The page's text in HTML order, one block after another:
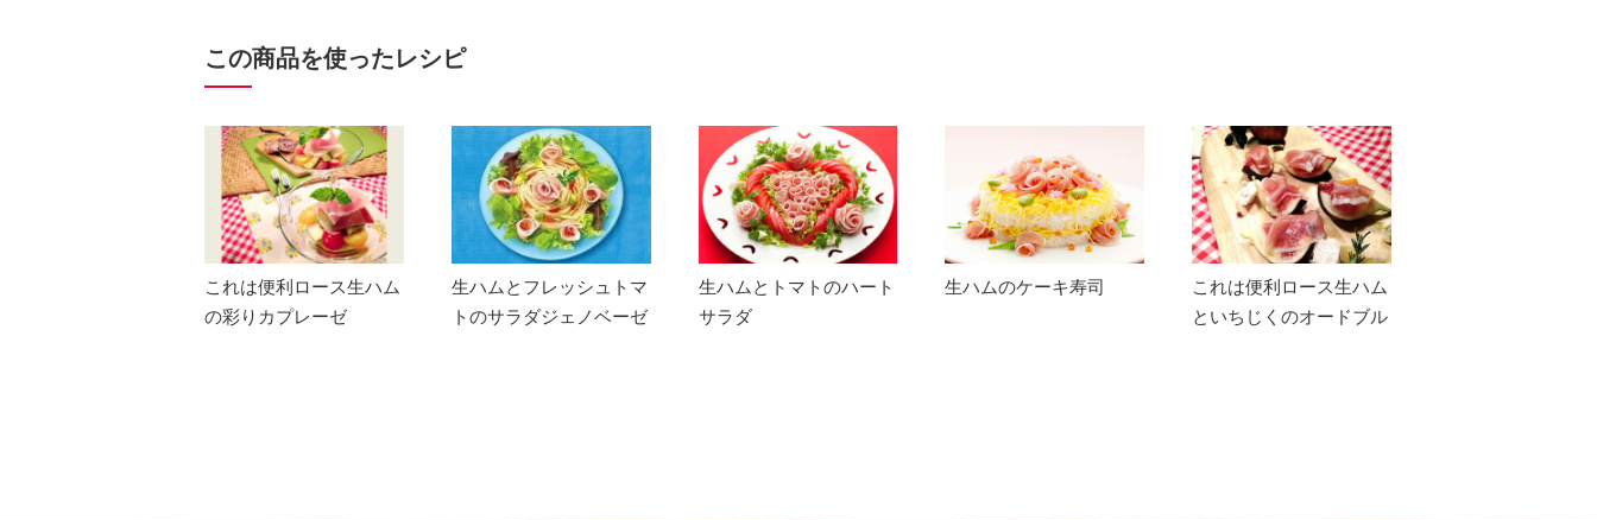
この商品を使ったレシピ
これは便利ロース生ハム
の彩りカプレーゼ
生ハムとフレッシュトマ
トのサラダジェノベーゼ
生ハムとトマトのハート
サラダ
生ハムのケーキ寿司
これは便利ロース生ハム
といちじくのオードブル